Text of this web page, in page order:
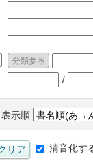
/
表示順
清音化す